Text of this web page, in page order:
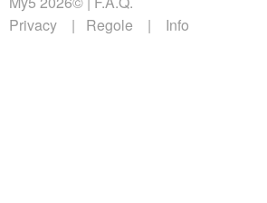
Privacy
Regole Info